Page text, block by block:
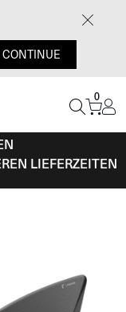
CONTINUE
0
LIEFERZEITEN